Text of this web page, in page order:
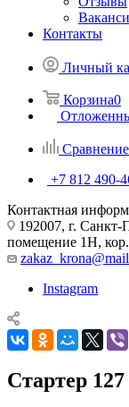
Контакты
Личный
Корзина0
+7 812 490-
Контактная
192007, г. Санкт-
помещение 1Н, кор.
Instagram
Стартер